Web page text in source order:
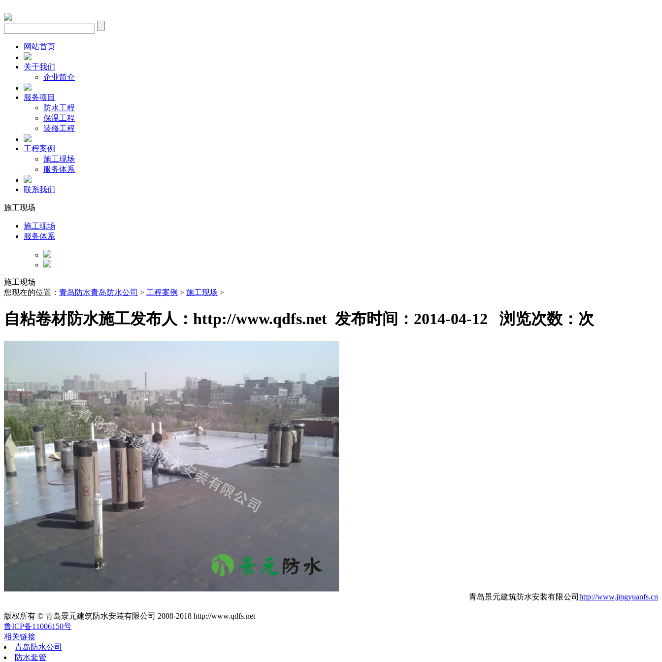
网站首页
关于我们
企业简介
服务项目
防水工程
保温工程
装修工程
工程案例
施工现场
服务体系
联系我们
施工现场
施工现场
服务体系
施工现场
您现在的位置： 青岛防水青岛防水公司 > 工程案例 > 施工现场 >
自粘卷材防水施工发布人：http://www.qdfs.net 发布时间：2014-04-12 浏览次数： 次
青岛景元建筑防水安装有限公司 http://www.jingyuanfs.cn
版权所有 © 青岛景元建筑防水安装有限公司 2008-2018 http://www.qdfs.net
鲁ICP备11006150号
相关链接
青岛防水公司
防水套管